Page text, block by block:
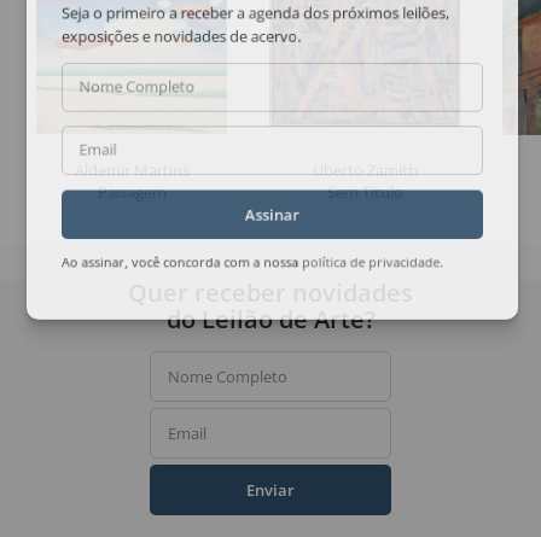
Aldemir Martins
Paisagem
Uberto Zamith
Sem Título
Seja o primeiro a receber a agenda dos próximos leilões,
exposições e novidades de acervo.
Nome Completo
Email
Assinar
Ao assinar, você concorda com a nossa política de privacidade
do Leilão de Arte?
Nome Completo
Email
Enviar